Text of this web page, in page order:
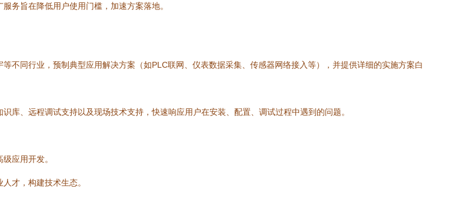
务旨在降低用户使用门槛，加速方案落地。
不同行业，预制典型应用解决方案（如PLC联网、仪表数据采集、传感器网络接入等），并提供详细的实施方案白
库、远程调试支持以及现场技术支持，快速响应用户在安装、配置、调试过程中遇到的问题。
应用开发。
才，构建技术生态。